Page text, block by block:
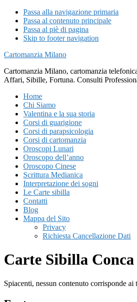
Passa alla navigazione primaria
Passa al contenuto principale
Passa al piè di pagina
Skip to footer navigation
Cartomanzia Milano
Cartomanzia Milano, cartomanzia
Affari, Sibille, Fortuna. Consulti
Home
Chi Siamo
Valentina e la sua storia
Corsi di guarigione
Corsi di parapsicologia
Corsi di cartomanzia
Oroscopi Lunari
Oroscopo dell’anno
Oroscopo Cinese
Scrittura Medianica
Interpretazione dei sogni
Le Carte sibilla
Contatti
Blog
Mappa del Sito
Privacy
Richiesta Cancellazione Dati
Carte Sibilla
Spiacenti, nessun contenuto corrisponde ai